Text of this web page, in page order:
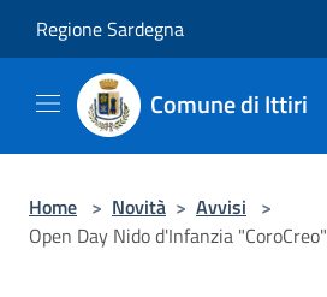
Regione Sardegna
Comune di Ittiri
Home > Novità > Avvisi >
Open Day Nido d'Infanzia "CoroCreo"